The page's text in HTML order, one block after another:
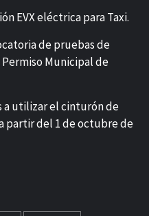
EVX eléctrica para Taxi.
de pruebas de
Municipal de
a utilizar el cinturón de
partir del 1 de octubre de